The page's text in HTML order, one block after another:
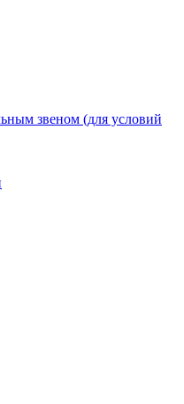
звеном (для условий